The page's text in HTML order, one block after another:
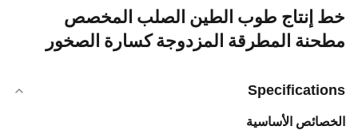
خط إنتاج طوب الطين الصلب المخصص
مطحنة المطرقة المزدوجة كسارة الصخور
Specifications
الخصائص الأساسية